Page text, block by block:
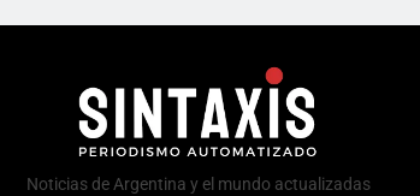
Noticias de Argentina y el mundo actualizadas